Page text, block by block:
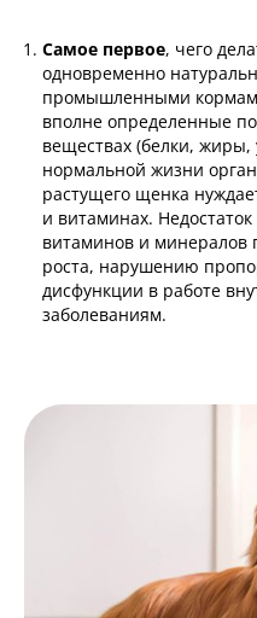
Самое первое, чего
одновременно
промышленными
вполне определенные
веществах (белки, жиры,
нормальной жизни
растущего щенка
и витаминах.
витаминов и минералов
роста, нарушению
дисфункции в работе
заболеваниям.